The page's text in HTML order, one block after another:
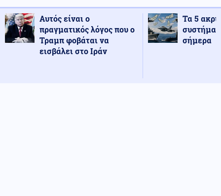
Αυτός είναι ο
πραγματικός λόγος που ο
Τραμπ φοβάται να
εισβάλει στο Ιράν
Τα 5
σήμερα